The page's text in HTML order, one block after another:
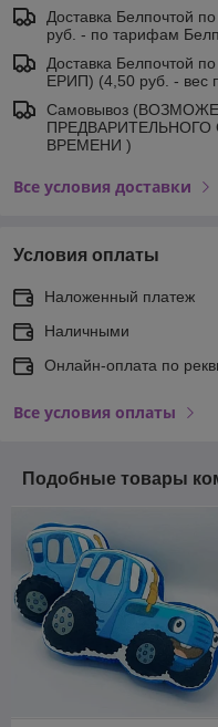
Доставка Белпочтой
руб. - по тарифам
Доставка Белпочтой
ЕРИП) (4,50 руб. - вес
Самовывоз
ВРЕМЕНИ )
Все условия доставки
Условия оплаты
Наложенный платеж
Наличными
Онлайн-оплата по
Все условия оплаты
Подобные товары